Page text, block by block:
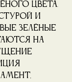
цвета.
и
зелёные
на